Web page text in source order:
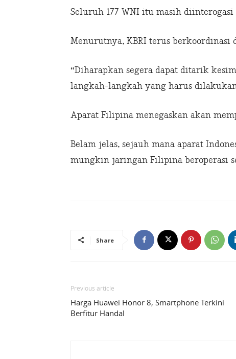
Seluruh 177 WNI itu masih
Menurutnya, KBRI terus
“Diharapkan segera dapat ditarik
langkah-langkah yang harus
Aparat Filipina menegaskan akan
Belam jelas, sejauh mana aparat
mungkin jaringan Filipina beroperasi
Share
Previous article
Harga Huawei Honor 8, Smartphone Terkini
Berfitur Handal